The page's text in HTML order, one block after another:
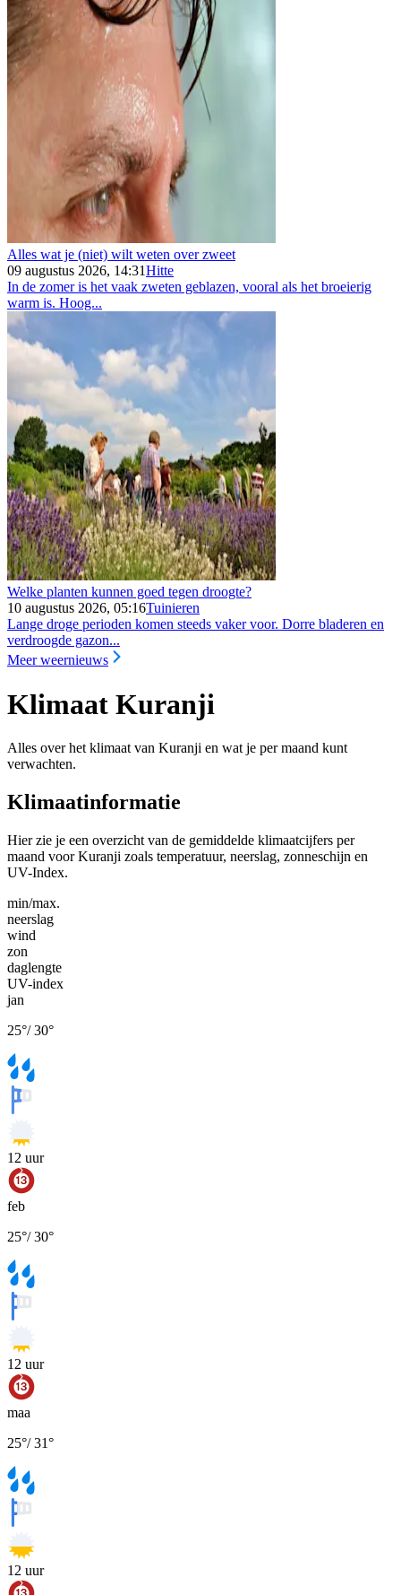
Alles wat je (niet) wilt weten over zweet
09 augustus 2026, 14:31Hitte
In de zomer is het vaak zweten geblazen, vooral als het broeierig
warm is. Hoog...
Welke planten kunnen goed tegen droogte?
10 augustus 2026, 05:16Tuinieren
Lange droge perioden komen steeds vaker voor. Dorre bladeren en
verdroogde gazon...
Meer weernieuws
Klimaat Kuranji
Alles over het klimaat van Kuranji en wat je per maand kunt
verwachten.
Klimaatinformatie
Hier zie je een overzicht van de gemiddelde klimaatcijfers per
maand voor Kuranji zoals temperatuur, neerslag, zonneschijn en
UV-Index.
min/max.
neerslag
wind
zon
daglengte
UV-index
jan
25°/30°
12 uur
feb
25°/30°
12 uur
maa
25°/31°
12 uur